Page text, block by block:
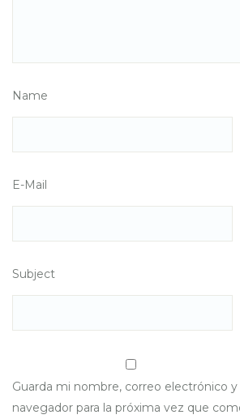
Name
E-Mail
Subject
Guarda mi nombre, correo electrónico
navegador para la próxima vez que